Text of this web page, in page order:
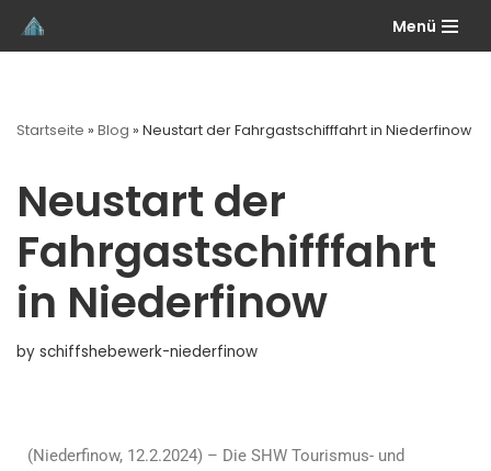
Skip
Menü
Startseite » Blog » Neustart der Fahrgastschifffahrt in Niederfinow
Neustart der
Fahrgastschifffahrt
in Niederfinow
by schiffshebewerk-niederfinow
(Niederfinow, 12.2.2024) – Die SHW Tourismus- und